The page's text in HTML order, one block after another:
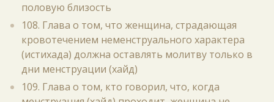
половую близость
108. Глава о том, что женщина, страдающая
кровотечением неменструального характера
(истихада) должна оставлять молитву только в
дни менструации (хайд)
109. Глава о том, кто говорил, что, когда